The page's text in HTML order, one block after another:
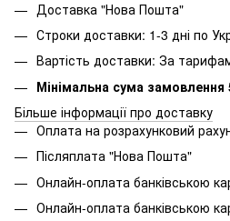
Доставка "Нова Пошта"
Строки доставки: 1-3 дні по
Вартість доставки: За
Мінімальна сума замовлення
Більше інформації про доставку
Оплата на розрахунковий
Післяплата "Нова Пошта"
Онлайн-оплата банківською
Онлайн-оплата банківською